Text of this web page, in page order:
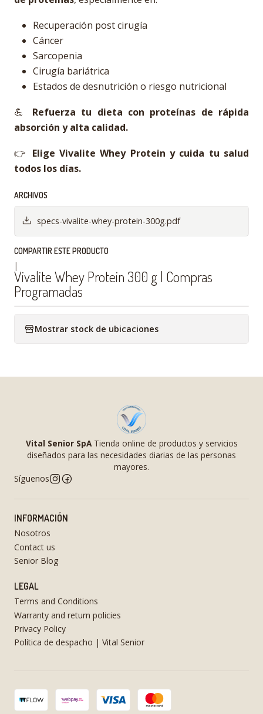
Recuperación post cirugía
Cáncer
Sarcopenia
Cirugía bariátrica
Estados de desnutrición o riesgo nutricional
💪 Refuerza tu dieta con proteínas de rápida
absorción y alta calidad.
👉 Elige Vivalite Whey Protein y cuida tu salud
todos los días.
ARCHIVOS
specs-vivalite-whey-protein-300g.pdf
COMPARTIR ESTE PRODUCTO
|
Vivalite Whey Protein 300 g | Compras
Programadas
Mostrar stock de ubicaciones
Vital Senior SpATienda online de productos y servicios
diseñados para las necesidades diarias de las personas
mayores.
Síguenos
INFORMACIÓN
Nosotros
Contact us
Senior Blog
LEGAL
Terms and Conditions
Warranty and return policies
Privacy Policy
Política de despacho | Vital Senior